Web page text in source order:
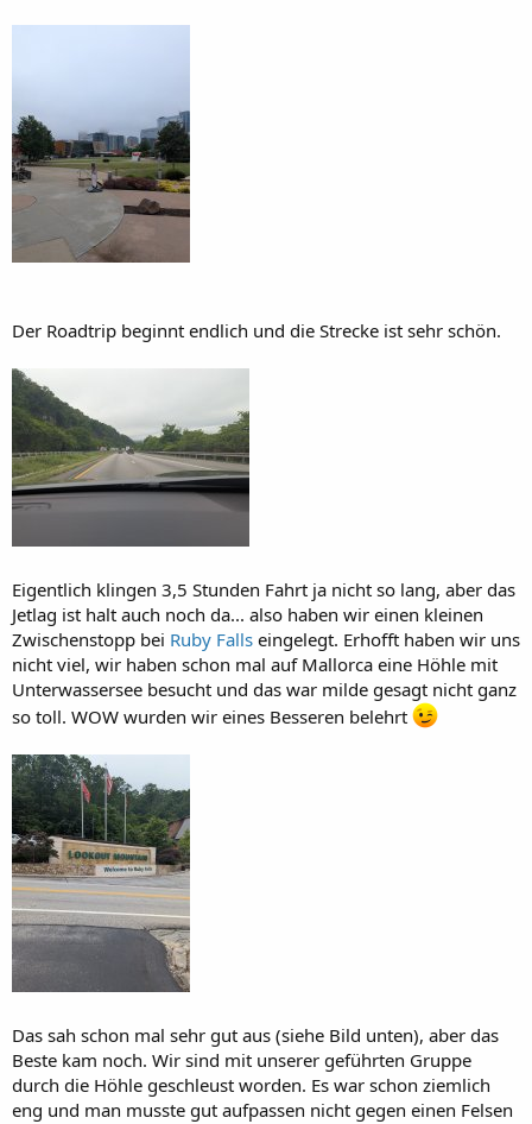
Der Roadtrip beginnt endlich und die Strecke ist sehr schön.
Eigentlich klingen 3,5 Stunden Fahrt ja nicht so lang, aber das
Jetlag ist halt auch noch da... also haben wir einen kleinen
Zwischenstopp bei Ruby Falls eingelegt. Erhofft haben wir uns
nicht viel, wir haben schon mal auf Mallorca eine Höhle mit
Unterwassersee besucht und das war milde gesagt nicht ganz
so toll. WOW wurden wir eines Besseren belehrt
Das sah schon mal sehr gut aus (siehe Bild unten), aber das
Beste kam noch. Wir sind mit unserer geführten Gruppe
durch die Höhle geschleust worden. Es war schon ziemlich
eng und man musste gut aufpassen nicht gegen einen Felsen